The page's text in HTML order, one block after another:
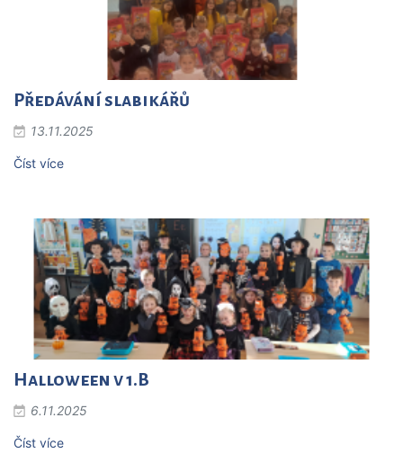
Předávání slabikářů
13.11.2025
Číst více
Halloween v 1.B
6.11.2025
Číst více